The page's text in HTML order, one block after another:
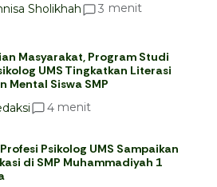
Sholikhah
3 menit
Masyarakat, Program Studi
UMS Tingkatkan Literasi
Mental Siswa SMP
4 menit
Psikolog UMS Sampaikan
di SMP Muhammadiyah 1